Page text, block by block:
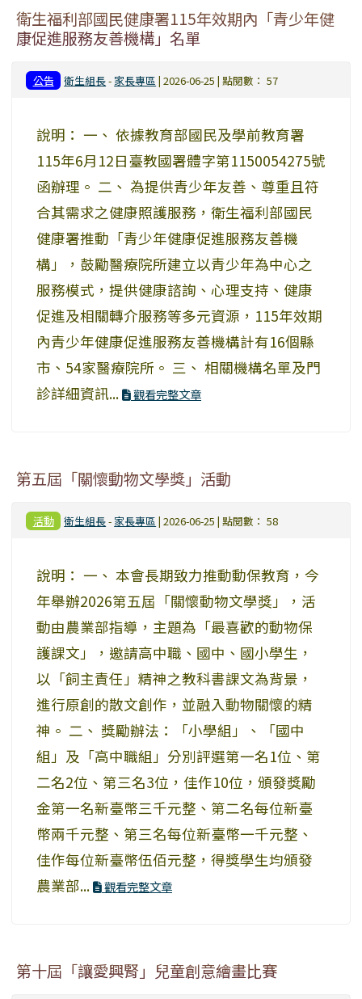
衛生福利部國民健康署115年效期內「青少年健
康促進服務友善機構」名單
公告 衛生組長- 家長專區 | 2026-06-25 | 點閱數： 57
說明： 一、 依據教育部國民及學前教育署
115年6月12日臺教國署體字第1150054275號
函辦理。 二、 為提供青少年友善、尊重且符
合其需求之健康照護服務，衛生福利部國民
健康署推動「青少年健康促進服務友善機
構」，鼓勵醫療院所建立以青少年為中心之
服務模式，提供健康諮詢、心理支持、健康
促進及相關轉介服務等多元資源，115年效期
內青少年健康促進服務友善機構計有16個縣
市、54家醫療院所。 三、 相關機構名單及門
診詳細資訊...
觀看完整文章
第五屆「關懷動物文學獎」活動
活動 衛生組長- 家長專區 | 2026-06-25 | 點閱數： 58
說明： 一、 本會長期致力推動動保教育，今
年舉辦2026第五屆「關懷動物文學獎」，活
動由農業部指導，主題為「最喜歡的動物保
護課文」，邀請高中職、國中、國小學生，
以「飼主責任」精神之教科書課文為背景，
進行原創的散文創作，並融入動物關懷的精
神。 二、 獎勵辦法：「小學組」、「國中
組」及「高中職組」分別評選第一名1位、第
二名2位、第三名3位，佳作10位，頒發獎勵
金第一名新臺幣三千元整、第二名每位新臺
幣兩千元整、第三名每位新臺幣一千元整、
佳作每位新臺幣伍佰元整，得獎學生均頒發
農業部...
觀看完整文章
第十屆「讓愛興腎」兒童創意繪畫比賽